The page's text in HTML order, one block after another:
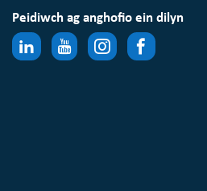
Peidiwch ag anghofio ein dilyn